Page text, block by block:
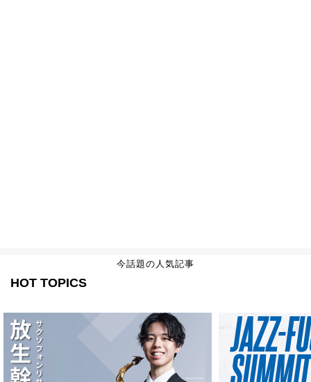
今話題の人気記事
HOT TOPICS